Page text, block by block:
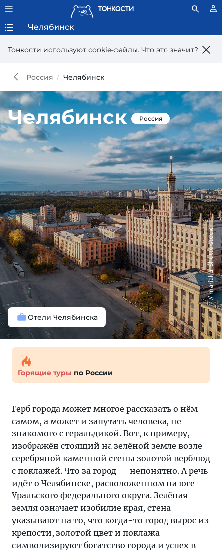
Тонкости используют сookie-файлы. Что это значит?
Челябинск
Россия Челябинск
Челябинск Россия
Отели Челябинска
mariaku, Shutterstock
Горящие туры по России
Герб города может многое рассказать о нём
самом, а может и запутать человека, не
знакомого с геральдикой. Вот, к примеру,
изображён стоящий на зелёной земле возле
серебряной каменной стены золотой верблюд
с поклажей. Что за город — непонятно. А речь
идёт о Челябинске, расположенном на юге
Уральского федерального округа. Зелёная
земля означает изобилие края, стена
указывают на то, что когда-то город вырос из
крепости, золотой цвет и поклажа
символизируют богатство города и успех в